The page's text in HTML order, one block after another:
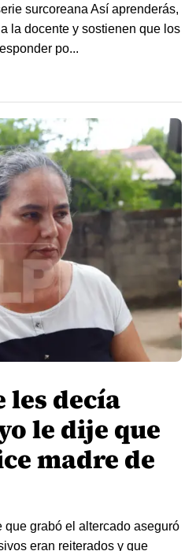
surcoreana Así aprenderás,
la docente y sostienen que los
po...
les decía
le dije que
madre de
que grabó el altercado aseguró
eran reiterados y que